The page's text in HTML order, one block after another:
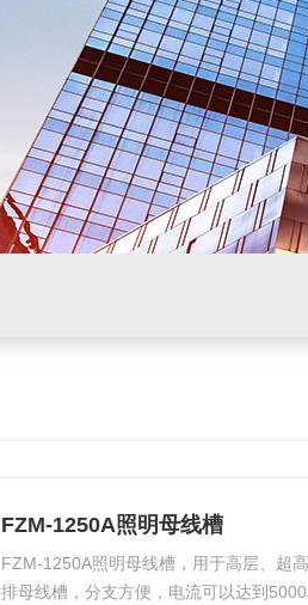
FZM-1250A照明母线槽
FZM-1250A照明母线槽，用于高层、超
排母线槽，分支方便，电流可以达到